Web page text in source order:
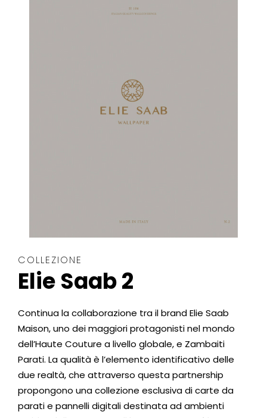
COLLEZIONE
Elie Saab 2
Continua la collaborazione tra il brand Elie Saab
Maison, uno dei maggiori protagonisti nel mondo
dell’Haute Couture a livello globale, e Zambaiti
Parati. La qualità è l’elemento identificativo delle
due realtà, che attraverso questa partnership
propongono una collezione esclusiva di carte da
parati e pannelli digitali destinata ad ambienti